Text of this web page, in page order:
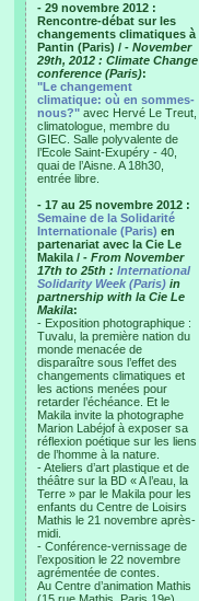
- 29 novembre 2012 :
Rencontre-débat sur les
changements climatiques à
Pantin (Paris) / - November
29th, 2012 : Climate Change
conference (Paris):
"Le changement
climatique: où en sommes-
nous?" avec Hervé Le Treut,
climatologue, membre du
GIEC. Salle polyvalente de
l’Ecole Saint-Exupéry - 40,
quai de l’Aisne. A 18h30,
entrée libre.
- 17 au 25 novembre 2012 :
Semaine de la Solidarité
Internationale (Paris) en
partenariat avec la Cie Le
Makila / - From November
17th to 25th : International
Solidarity Week (Paris) in
partnership with la Cie Le
Makila:
- Exposition photographique :
Tuvalu, la première nation du
monde menacée de
disparaître sous l’effet des
changements climatiques et
les actions menées pour
retarder l’échéance. Et le
Makila invite la photographe
Marion Labéjof à exposer sa
réflexion poétique sur les liens
de l’homme à la nature.
- Ateliers d’art plastique et de
théâtre sur la BD « A l’eau, la
Terre » par le Makila pour les
enfants du Centre de Loisirs
Mathis le 21 novembre après-
midi.
- Conférence-vernissage de
l’exposition le 22 novembre
agrémentée de contes.
Au Centre d’animation Mathis